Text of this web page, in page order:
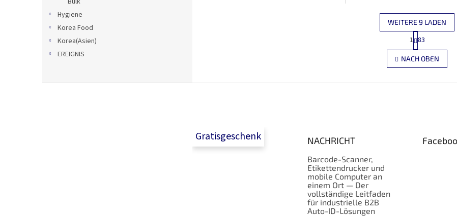
Hygiene
Korea Food
Korea(Asien)
EREIGNIS
S
t
e
e
WEITERE 9 LADEN
P
a
g
i
n
1 83
NACH OBEN
Gratisgeschenk NACHRICHT
Barcode-Scanner,
Etikettendrucker und
mobile Computer an
einem Ort — Der
vollständige Leitfaden
für industrielle B2B
Auto-ID-Lösungen